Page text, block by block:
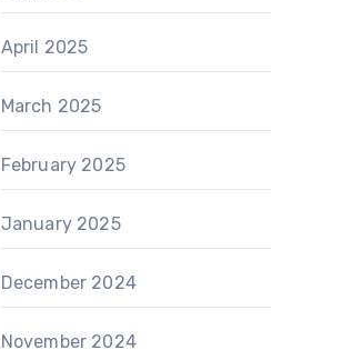
April 2025
March 2025
February 2025
January 2025
December 2024
November 2024